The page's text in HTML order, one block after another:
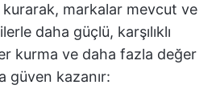
markalar mevcut ve
daha güçlü, karşılıklı
kurma ve daha fazla değer
güven kazanır: